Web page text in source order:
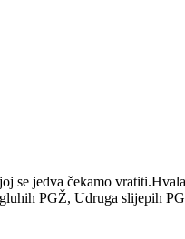
se jedva čekamo
PGŽ, Udruga slijepih